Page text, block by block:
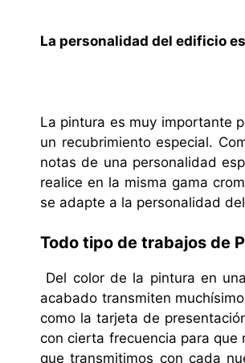
La personalidad del edificio
La pintura es muy importante
un recubrimiento especial.
notas de una personalidad
realice en la misma gama
se adapte a la personalidad
Todo tipo de trabajos de
Del color de la pintura en
acabado transmiten
como la tarjeta de
con cierta frecuencia para que
que transmitimos con cada